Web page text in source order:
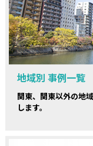
地域別 事例一覧
関東、関東以外の地
します。